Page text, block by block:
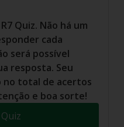
Quiz. Não há um
cada
será possível
resposta. Seu
no total de acertos
e boa sorte!